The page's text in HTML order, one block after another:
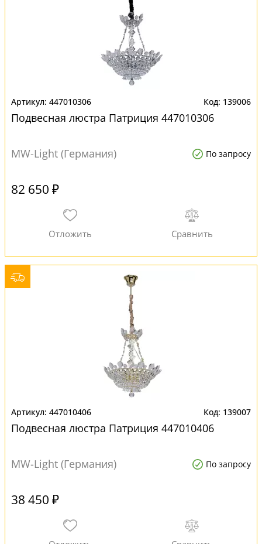
447010306 139006
Подвесная люстра Патриция 447010306
MW-Light (Германия) По запросу
82 650 ₽
447010406 139007
Подвесная люстра Патриция 447010406
MW-Light (Германия) По запросу
38 450 ₽